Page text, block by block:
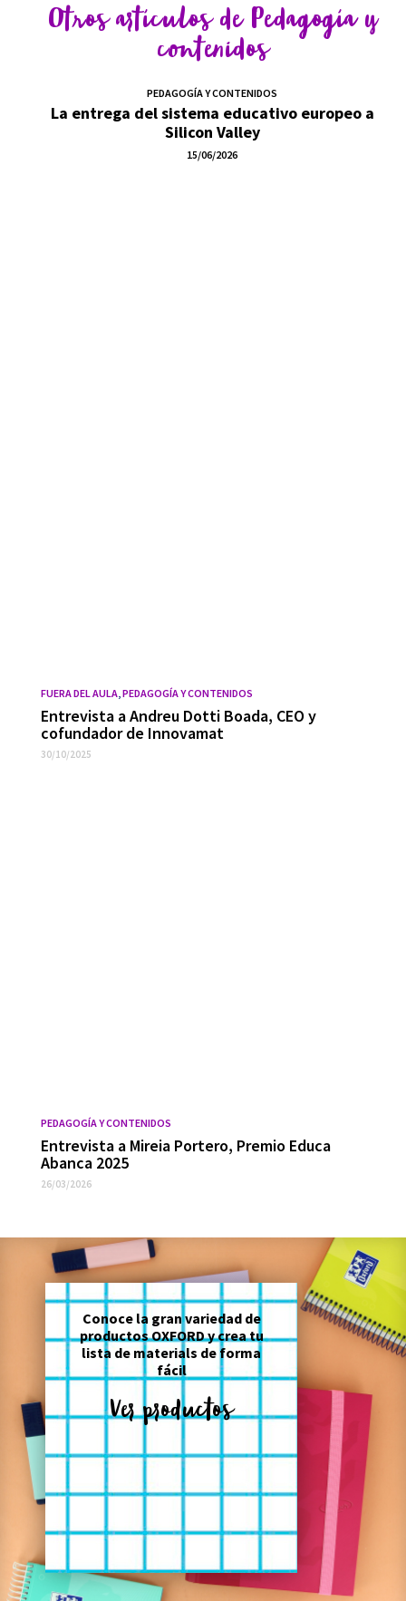
Otros artículos dePedagogía y
contenidos
PEDAGOGÍA Y CONTENIDOS
La entrega del sistema educativo europeo a
Silicon Valley
15/06/2026
FUERA DEL AULA,PEDAGOGÍA Y CONTENIDOS
Entrevista a Andreu Dotti Boada, CEO y
cofundador de Innovamat
30/10/2025
PEDAGOGÍA Y CONTENIDOS
Entrevista a Mireia Portero, Premio Educa
Abanca 2025
26/03/2026
Conoce la gran variedad de
productos OXFORD y crea tu
lista de materials de forma
fácil
Ver productos